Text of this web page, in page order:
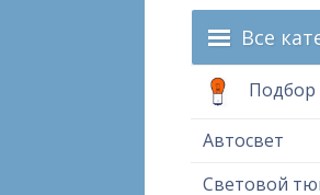
Все
Подбор
Автосвет
Световой